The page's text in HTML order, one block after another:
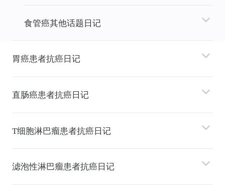
⻝管癌其他话题日记
胃癌患者抗癌日记
直肠癌患者抗癌日记
T细胞淋巴瘤患者抗癌日记
滤泡性淋巴瘤患者抗癌日记